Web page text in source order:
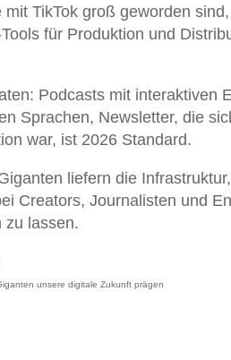
TikTok groß geworden
für Produktion und
Podcasts mit interaktiven
Sprachen, Newsletter, die
war, ist 2026 Standard.
liefern die
Creators, Journalisten und
zu lassen.
unsere digitale Zukunft prägen